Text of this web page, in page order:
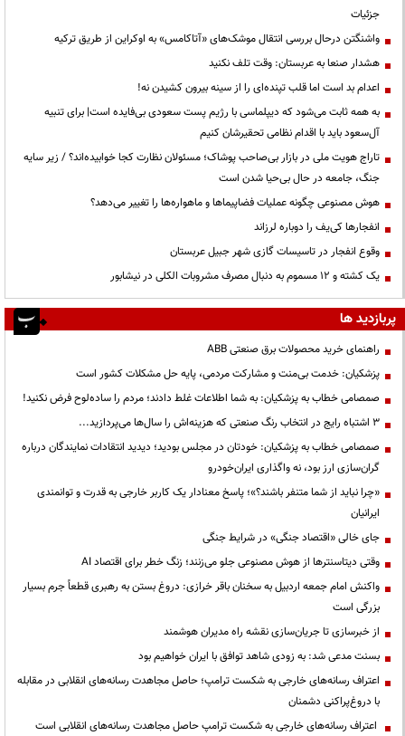
جزئیات
واشنگتن درحال بررسی انتقال موشک‌های «آتاکامس» به اوکراین از طریق ترکیه
هشدار صنعا به عربستان: وقت تلف نکنید
اعدام بد است اما قلب تپنده‌ای را از سینه بیرون کشیدن نه!
به همه ثابت می‌شود که دیپلماسی با رژیم پست سعودی بی‌فایده است| برای تنبیه
آل‌سعود باید با اقدام نظامی تحقیرشان کنیم
تاراج هویت ملی در بازار بی‌صاحب پوشاک؛ مسئولان نظارت کجا خوابیده‌اند؟ / زیر سایه
جنگ، جامعه در حال بی‌حیا شدن است
هوش مصنوعی چگونه عملیات فضاپیماها و ماهواره‌ها را تغییر می‌دهد؟
انفجارها کی‌یف را دوباره لرزاند
وقوع انفجار در تاسیسات گازی شهر جبیل عربستان
یک کشته و ۱۲ مسموم به دنبال مصرف مشروبات الکلی در نیشابور
پربازدید ها
راهنمای خرید محصولات برق صنعتی ABB
پزشکیان: خدمت بی‌منت و مشارکت مردمی، پایه حل مشکلات کشور است
صمصامی خطاب به پزشکیان: به شما اطلاعات غلط دادند؛ مردم را ساده‌لوح فرض نکنید!
3 اشتباه رایج در انتخاب رنگ صنعتی که هزینه‌اش را سال‌ها می‌پردازید...
صمصامی خطاب به پزشکیان: خودتان در مجلس بودید؛ دیدید انتقادات نمایندگان درباره
گران‌سازی ارز بود، نه واگذاری ایران‌خودرو
«چرا نباید از شما متنفر باشند؟»؛ پاسخ معنادار یک کاربر خارجی به قدرت و توانمندی
ایرانیان
جای خالی «اقتصاد جنگی» در شرایط جنگی
وقتی دیتاسنترها از هوش مصنوعی جلو می‌زنند؛ زنگ خطر برای اقتصاد AI
واکنش امام جمعه اردبیل به سخنان باقر خرازی: دروغ بستن به رهبری قطعاً جرم بسیار
بزرگی است
از خبرسازی تا جریان‌سازی نقشه راه مدیران هوشمند
بسنت مدعی شد: به زودی شاهد توافق با ایران خواهیم بود
اعتراف رسانه‌های خارجی به شکست ترامپ؛ حاصل مجاهدت رسانه‌های انقلابی در مقابله
با دروغ‌پراکنی دشمنان
اعتراف رسانه‌های خارجی به شکست ترامپ حاصل مجاهدت رسانه‌های انقلابی است